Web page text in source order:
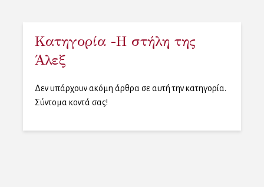
Κατηγορία -Η στήλη της
Άλεξ
Δεν υπάρχουν ακόμη άρθρα σε αυτή την κατηγορία.
Σύντομα κοντά σας!